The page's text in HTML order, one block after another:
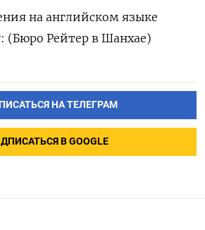
на английском языке
(Бюро Рейтер в Шанхае)
НА ТЕЛЕГРАМ
В GOOGLE